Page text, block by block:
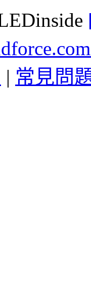
| 常見問